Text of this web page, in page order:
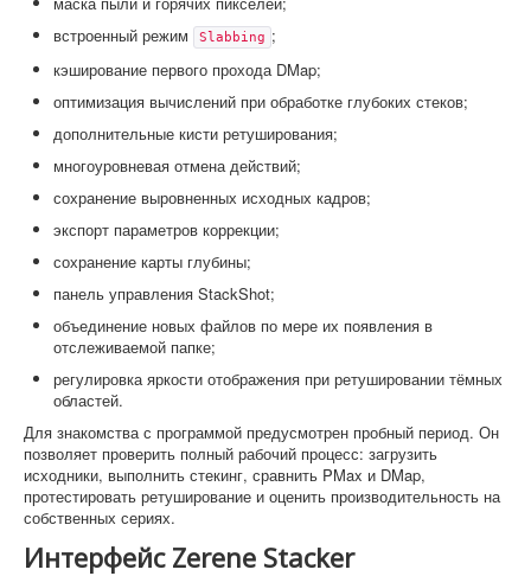
встроенный режим
Slabbing ;
кэширование первого прохода DMap;
оптимизация вычислений при обработке глубоких стеков;
дополнительные кисти ретуширования;
многоуровневая отмена действий;
сохранение выровненных исходных кадров;
экспорт параметров коррекции;
сохранение карты глубины;
панель управления StackShot;
объединение новых файлов по мере их появления в
отслеживаемой папке;
регулировка яркости отображения при ретушировании тёмных
областей.
Для знакомства с программой предусмотрен пробный период. Он
позволяет проверить полный рабочий процесс: загрузить
исходники, выполнить стекинг, сравнить PMax и DMap,
протестировать ретуширование и оценить производительность на
собственных сериях.
Интерфейс Zerene Stacker